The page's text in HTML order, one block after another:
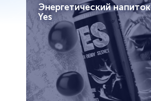
Энергетический напиток
Yes